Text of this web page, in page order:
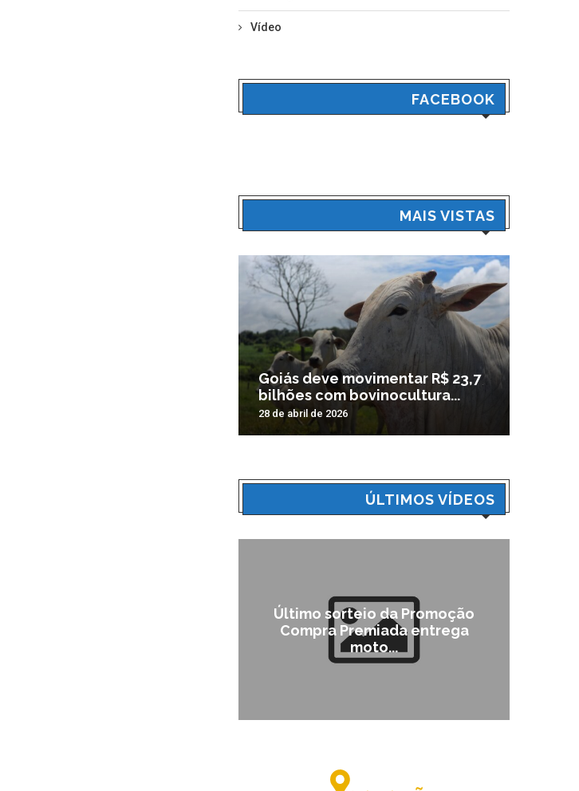
Vídeo
FACEBOOK
MAIS VISTAS
Goiás deve movimentar R$ 23,7
bilhões com bovinocultura...
28 de abril de 2026
ÚLTIMOS VÍDEOS
Último sorteio da Promoção
Compra Premiada entrega
moto...